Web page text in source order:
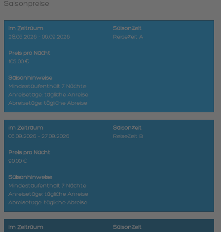
Saisonpreise
im Zeitraum
28.06.2026 - 06.09.2026
Saisonzeit
Reisezeit A
Preis pro Nacht
105,00 €
Saisonhinweise
Mindestaufenthalt 7 Nächte
Anreisetage: tägliche Anreise
Abreisetage: tägliche Abreise
im Zeitraum
06.09.2026 - 27.09.2026
Saisonzeit
Reisezeit B
Preis pro Nacht
90,00 €
Saisonhinweise
Mindestaufenthalt 7 Nächte
Anreisetage: tägliche Anreise
Abreisetage: tägliche Abreise
im Zeitraum
Saisonzeit